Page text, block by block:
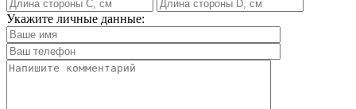
Укажите личные данные: